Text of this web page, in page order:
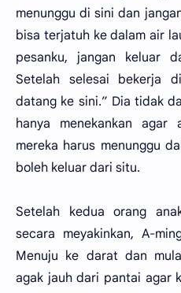
menunggu di sini dan
bisa terjatuh ke dalam air
pesanku, jangan keluar
Setelah selesai bekerja
datang ke sini.” Dia tidak
hanya menekankan
mereka harus menunggu
boleh keluar dari situ.
Setelah kedua orang
secara meyakinkan, A-
Menuju ke darat dan
agak jauh dari pantai agar